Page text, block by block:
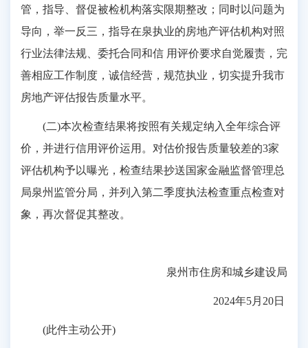
管，指导、督促被检机构落实限期整改；同时以问题为
导向，举一反三，指导在泉执业的房地产评估机构对照
行业法律法规、委托合同和信 用评价要求自觉履责，完
善相应工作制度，诚信经营，规范执业，切实提升我市
房地产评估报告质量水平。
(二)本次检查结果将按照有关规定纳入全年综合评
价，并进行信用评价运用。对估价报告质量较差的3家
评估机构予以曝光，检查结果抄送国家金融监督管理总
局泉州监管分局，并列入第二季度执法检查重点检查对
象，再次督促其整改。
泉州市住房和城乡建设局
2024年5月20日
(此件主动公开)